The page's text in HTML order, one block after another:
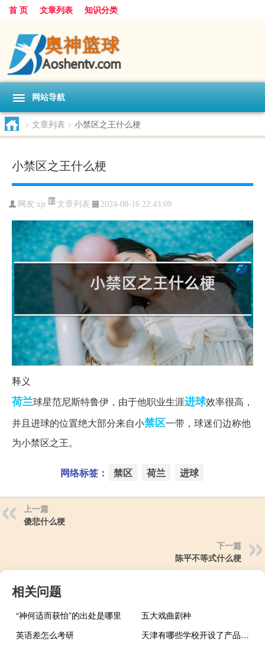
首 页 文章列表 知识分类
网站导航
> 文章列表 > 小禁区之王什么梗
小禁区之王什么梗
网友:xjr 文章列表 2024-08-16 22:43:09
释义
荷兰球星范尼斯特鲁伊，由于他职业生涯进球效率很高，
并且进球的位置绝大部分来自小禁区一带，球迷们边称他
为小禁区之王。‌‌‌‌‌‌‌‌‌‌‌‌
网络标签： 禁区 荷兰 进球
上一篇
傻悲什么梗
下一篇
陈平不等式什么梗
相关问题
“神何适而获怡”的出处是哪里
五大戏曲剧种
英语差怎么考研
天津有哪些学校开设了产品设计专业